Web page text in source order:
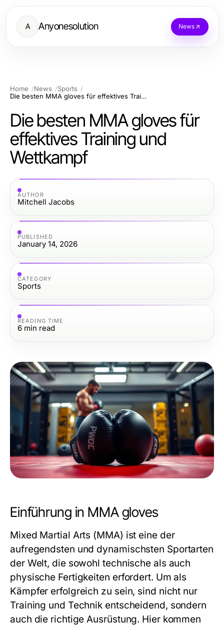
A Anyonesolution News
Home News
Sports
Die besten MMA gloves für effektives Training und Wettkampf
Die besten MMA gloves für
effektives Training und
Wettkampf
AUTHOR
Mitchell Jacobs
PUBLISHED
January 14, 2026
CATEGORY
Sports
READING TIME
6 min read
Einführung in MMA gloves
Mixed Martial Arts (MMA) ist eine der
aufregendsten und dynamischsten Sportarten
der Welt, die sowohl technische als auch
physische Fertigkeiten erfordert. Um als
Kämpfer erfolgreich zu sein, sind nicht nur
Training und Technik entscheidend, sondern
auch die richtige Ausrüstung. Hier kommen